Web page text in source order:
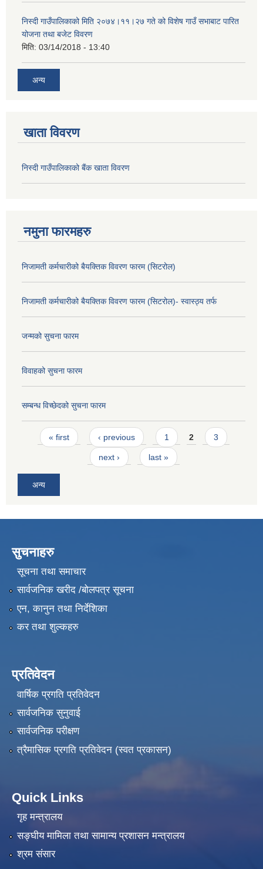
निस्दी गाउँपालिकाको मिति २०७४।११।२७ गते को विशेष गाउँ सभाबाट पारित
योजना तथा बजेट विवरण
मिति: 03/14/2018 - 13:40
अन्य
खाता विवरण
निस्दी गाउँपालिकाको बैंक खाता विवरण
नमुना फारमहरु
निजामती कर्मचारीको बैयक्तिक विवरण फारम (सिटरोल)
निजामती कर्मचारीको बैयक्तिक विवरण फारम (सिटरोल)- स्वास्ठ्य तर्फ
जन्मको सुचना फारम
विवाहको सुचना फारम
सम्बन्ध विच्छेदको सुचना फारम
Pages
« first ‹ previous 1 2 3
next › last »
अन्य
सुचनाहरु
सूचना तथा समाचार
सार्वजनिक खरीद /बोलपत्र सूचना
एन, कानुन तथा निर्देशिका
कर तथा शुल्कहरु
प्रतिवेदन
वार्षिक प्रगति प्रतिवेदन
सार्वजनिक सुनुवाई
सार्वजनिक परीक्षण
त्रैमासिक प्रगति प्रतिवेदन (स्वत प्रकासन)
Quick Links
गृह मन्त्रालय
सङ्‍घीय मामिला तथा सामान्य प्रशासन मन्त्रालय
श्रम संसार